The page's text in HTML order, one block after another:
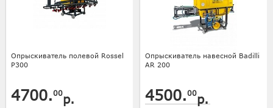
Опрыскиватель полевой Rossel
P300
4700.00р.
Опрыскиватель навесной Badilli
AR 200
4500.00р.